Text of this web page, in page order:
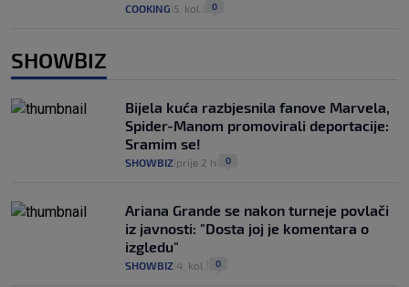
COOKING 5. kol. 0
SHOWBIZ
Bijela kuća razbjesnila fanove Marvela,
Spider-Manom promovirali deportacije:
Sramim se!
SHOWBIZ prije 2 h 0
Ariana Grande se nakon turneje povlači
iz javnosti: "Dosta joj je komentara o
izgledu"
SHOWBIZ 4. kol. 0